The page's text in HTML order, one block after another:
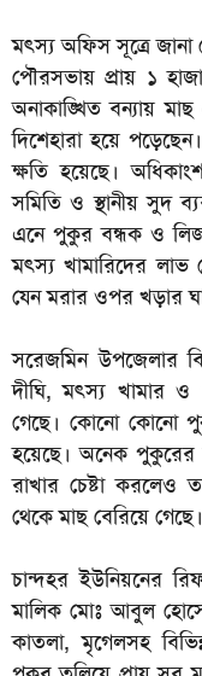
মৎস্য অফিস সূত্রে
পৌরসভায় প্রায় ১
অনাকাঙ্খিত বন্যায়
দিশেহারা হয়ে
ক্ষতি হয়েছে।
সমিতি ও স্থানীয় সুদ
এনে পুকুর বন্ধক ও লিজ
মৎস্য খামারিদের
যেন মরার ওপর খড়ার
সরেজমিন উপজেলার
দীঘি, মৎস্য খামার
গেছে। কোনো কোনো
হয়েছে। অনেক পুকুরের
রাখার চেষ্টা
থেকে মাছ বেরিয়ে গেছে।
চান্দহর ইউনিয়নের
মালিক মোঃ আবুল
কাতলা, মৃগেলসহ